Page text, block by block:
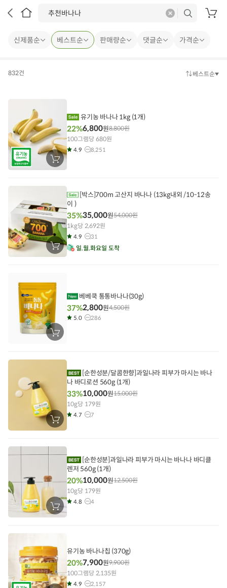
제
신제품순 베스트순 판매량순 댓글순 가격순
832건 정베스트순
장
바
에
유기농 바나나 1kg (1개)
22%6,800원8,800원
100그램당 680원
4.9 8,251
장
바
담
기
[박스]700m 고산지 바나나 (13kg내외 /10-12송
이 )
35%35,000원54,000원
1kg당 2,692원
4.9 31
일 월 화요일 도착
장
바
에
베베쿡 통통바나나(30g)
37%2,800원4,500원
5.0 286
장
바
에
담
나 바디로션 560g (1개)
33%10,000원15,000원
10g당 179원
4.7 7
장
바
기
렌저 560g (1개)
20%10,000원12,500원
10g당 179원
4.8 4
유기농 바나나칩 (370g)
20%7,900원9,900원
100그램당 2,135원
4.9 2,157